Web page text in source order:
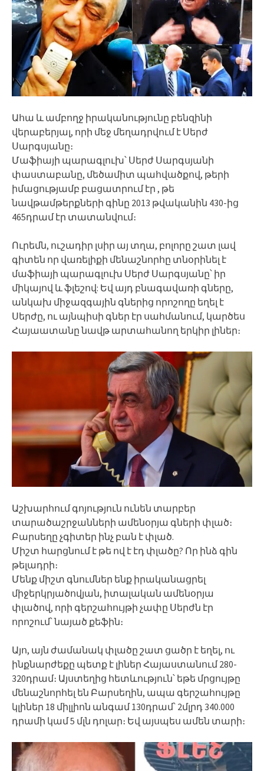
Ահա և ամբողջ իրականությունը բենզինի
վերաբերյալ, որի մեջ մեղադրվում է Սերժ
Սարգսյանը։
Մաֆիայի պարագլուխ՝ Սերժ Սարգսյանի
փաստաբանը, մեծամիտ պահվածքով, թերի
իմացությամբ բացատրում էր , թե
նավթամթերքների գինը 2013 թվականին 430-ից
465դրամ էր տատանվում։
Ուրեմն, ուշադիր լսիր այ տղա, բոլորը շատ լավ
գիտեն որ վառելիքի մենաշնորհը տնօրինել է
մաֆիայի պարագլուխ Սերժ Սարգսյանը՝ իր
միկայով և ֆլեշով: Եվ այդ բնագավառի գները,
անկախ միջազգային գներից որոշողը եղել է
Սերժը, ու այնպիսի գներ էր սահմանում, կարծես
Հայաատանը նավթ արտահանող երկիր լիներ։
Աշխարհում գոյություն ունեն տարբեր
տարածաշրջանների ամենօրյա գների փլած։
Բարսեղը չգիտեր ինչ բան է փլած.
Միշտ հարցնում է թե ով է էդ փլածը? Որ ինձ գին
թելադրի։
Մենք միշտ գնումներ ենք իրականացրել
միջերկրյածովյան, իտալական ամենօրյա
փլածով, որի գերշահույթի չափը Սերժն էր
որոշում՝ նայած քեֆին։
Այո, այն ժամանակ փլածը շատ ցածր է եղել, ու
ինքնարժեքը պետք է լիներ Հայաստանում 280-
320դրամ։ Այստեղից հետևություն՝ եթե մրցույթը
մենաշնորհել են Բարսեղին, ապա գերշահույթը
կլիներ 18 միլլիոն անգամ 130դրամ՝ 2մլրդ 340.000
դրամի կամ 5 մլն դոլար։ Եվ այսպես ամեն տարի։